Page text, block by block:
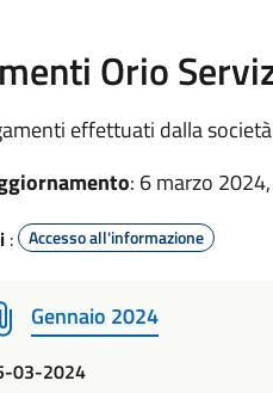
Orio
effettuati dalla
: 6 marzo
: Accesso all'informazione
Gennaio 2024
03-2024